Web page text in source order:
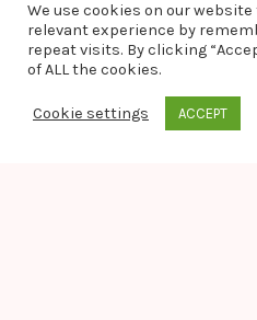
© 2026 Ladies
We use cookies on our
relevant experience by
repeat visits. By clicking
of ALL the cookies.
Cookie settings ACCEPT